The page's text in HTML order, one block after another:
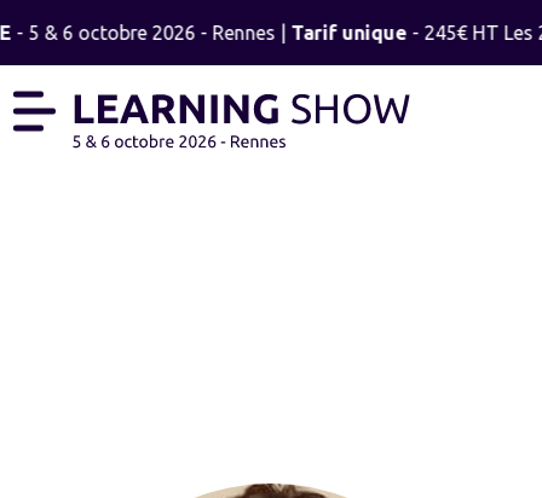
- 5 & 6 octobre 2026 - Rennes | Tarif unique- 245€ HT Les